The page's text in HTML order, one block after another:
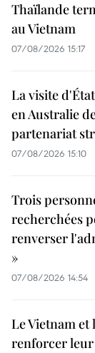
Thaïlande
au Vietnam
07/08/2026 15:17
La visite
en Australie
partenariat
07/08/2026 15:10
Trois
recherchées
renverser
»
07/08/2026 14:54
Le Vietnam
renforcer